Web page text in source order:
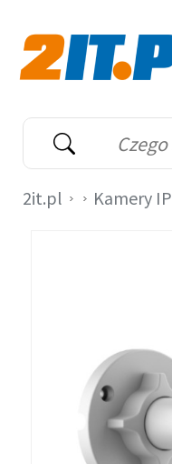
Wyszukiwarka
Słowo kluczowe
2it.pl Kamery IP